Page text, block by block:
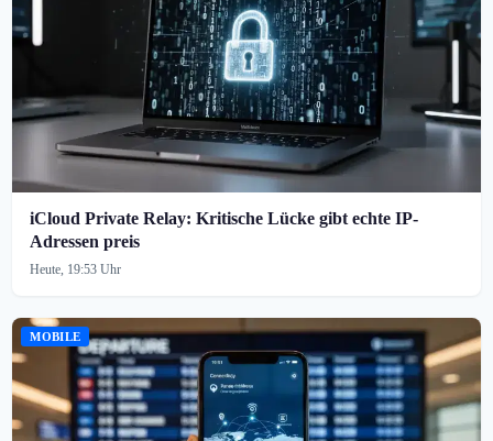
iCloud Private Relay: Kritische Lücke gibt echte IP-
Adressen preis
Heute, 19:53 Uhr
MOBILE